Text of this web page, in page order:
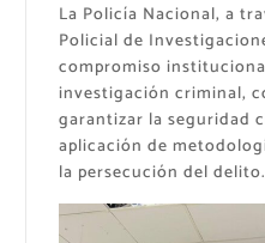
La Policía Nacional, a
Policial de
compromiso
investigación criminal,
garantizar la seguridad
aplicación de
la persecución del delito.